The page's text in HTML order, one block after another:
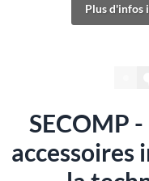
Plus d'infos
SECOMP
accessoires